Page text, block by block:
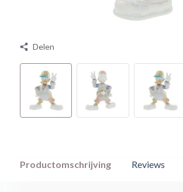
Delen
Productomschrijving Reviews